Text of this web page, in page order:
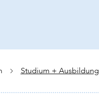
Studium + Ausbildung